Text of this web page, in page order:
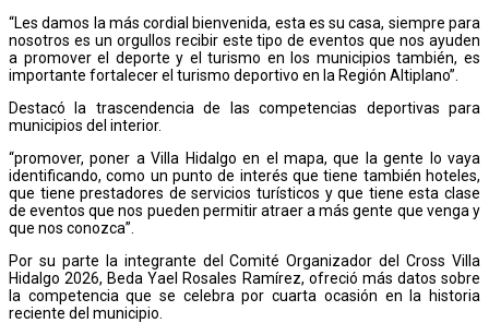
“Les damos la más cordial bienvenida, esta es su casa, siempre para
nosotros es un orgullos recibir este tipo de eventos que nos ayuden
a promover el deporte y el turismo en los municipios también, es
importante fortalecer el turismo deportivo en la Región Altiplano”.
Destacó la trascendencia de las competencias deportivas para
municipios del interior.
“promover, poner a Villa Hidalgo en el mapa, que la gente lo vaya
identificando, como un punto de interés que tiene también hoteles,
que tiene prestadores de servicios turísticos y que tiene esta clase
de eventos que nos pueden permitir atraer a más gente que venga y
que nos conozca”.
Por su parte la integrante del Comité Organizador del Cross Villa
Hidalgo 2026, Beda Yael Rosales Ramírez, ofreció más datos sobre
la competencia que se celebra por cuarta ocasión en la historia
reciente del municipio.